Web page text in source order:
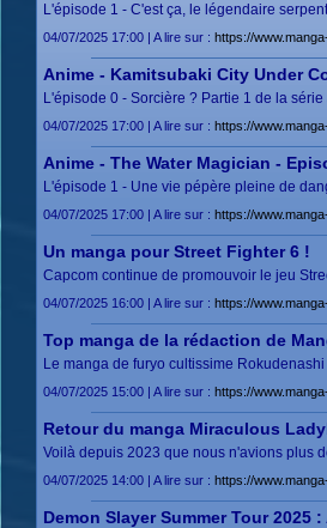
L'épisode 1 - C'est ça, le légendaire
04/07/2025 17:00 | A lire sur : https://
Anime - Kamitsubaki City Under
L'épisode 0 - Sorcière ? Partie 1 de la
04/07/2025 17:00 | A lire sur : https://
Anime - The Water Magician -
L'épisode 1 - Une vie pépère pleine de
04/07/2025 17:00 | A lire sur : https://
Un manga pour Street Fighter 6 !
Capcom continue de promouvoir le jeu
04/07/2025 16:00 | A lire sur : https://
Top manga de la rédaction de
Le manga de furyo cultissime
04/07/2025 15:00 | A lire sur : https://
Retour du manga Miraculous
Voilà depuis 2023 que nous n'avions plus
04/07/2025 14:00 | A lire sur : https://
Demon Slayer Summer Tour